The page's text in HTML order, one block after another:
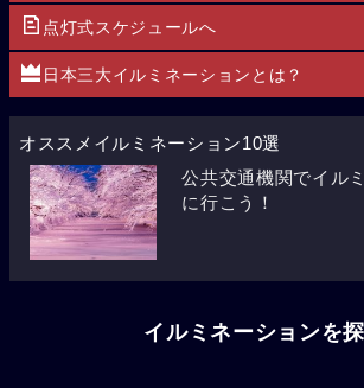
点灯式スケジュールへ
日本三大イルミネーションとは？
オススメイルミネーション10選
公共交通機関でイル
に行こう！
イルミネーションを